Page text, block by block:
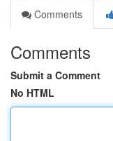
Comments
Comments
Submit a Comment
No HTML